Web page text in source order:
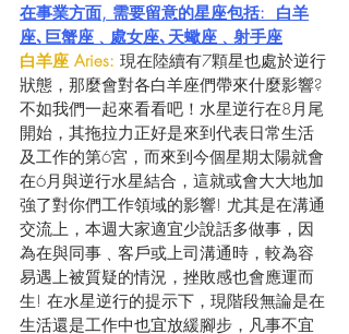
在事業方面, 需要留意的星座包括:  白羊
座､巨蟹座﹑處女座､天蠍座﹑射手座
白羊座 Aries: 現在陸續有7顆星也處於逆行
狀態，那麼會對各白羊座們帶來什麼影響?
不如我們一起來看看吧！水星逆行在8月尾
開始，其拖拉力正好是來到代表日常生活
及工作的第6宮，而來到今個星期太陽就會
在6月與逆行水星結合，這就或會大大地加
強了對你們工作領域的影響! 尤其是在溝通
交流上，本週大家適宜少說話多做事，因
為在與同事﹑客戶或上司溝通時，較為容
易遇上被質疑的情況，挫敗感也會應運而
生! 在水星逆行的提示下，現階段無論是在
生活還是工作中也宜放緩腳步，凡事不宜